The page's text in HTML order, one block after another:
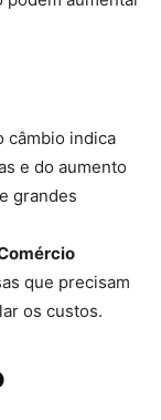
câmbio indica
e do aumento
grandes
que precisam
os custos.